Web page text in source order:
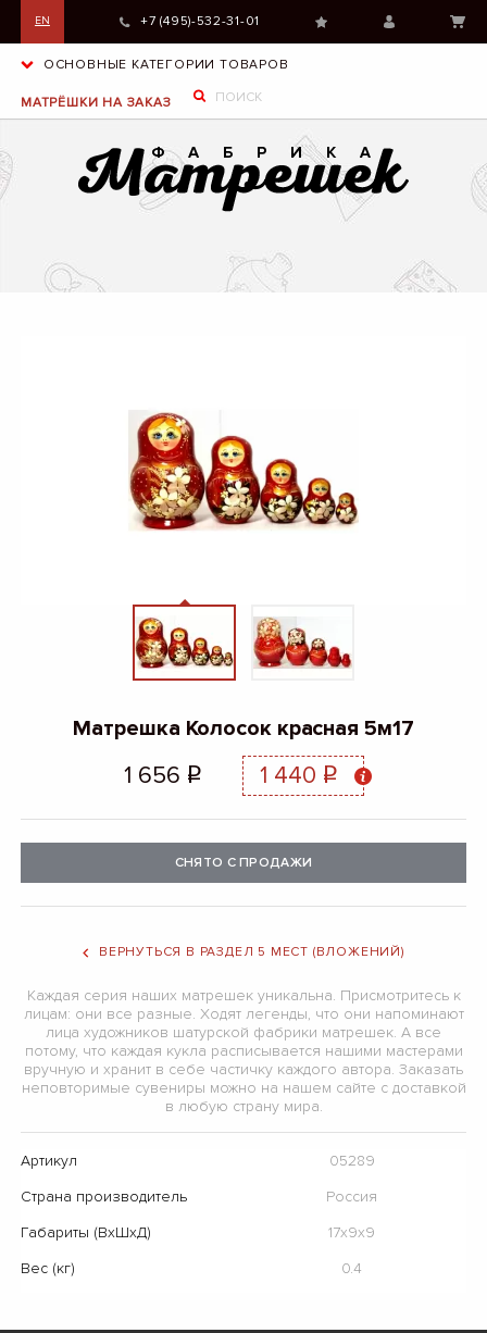
EN +7 (495)-532-31-01
ОСНОВНЫЕ КАТЕГОРИИ ТОВАРОВ
МАТРЁШКИ НА ЗАКАЗ
Матрешка Колосок красная 5м17
1 656 q 1 440 q
СНЯТО С ПРОДАЖИ
ВЕРНУТЬСЯ В РАЗДЕЛ 5 МЕСТ (ВЛОЖЕНИЙ)
Каждая серия наших матрешек уникальна. Присмотритесь к
лицам: они все разные. Ходят легенды, что они напоминают
лица художников шатурской фабрики матрешек. А все
потому, что каждая кукла расписывается нашими мастерами
вручную и хранит в себе частичку каждого автора. Заказать
неповторимые сувениры можно на нашем сайте с доставкой
в любую страну мира.
Артикул
05289
Страна производитель
Россия
Габариты (ВхШхД)
17х9х9
Вес (кг)
0.4